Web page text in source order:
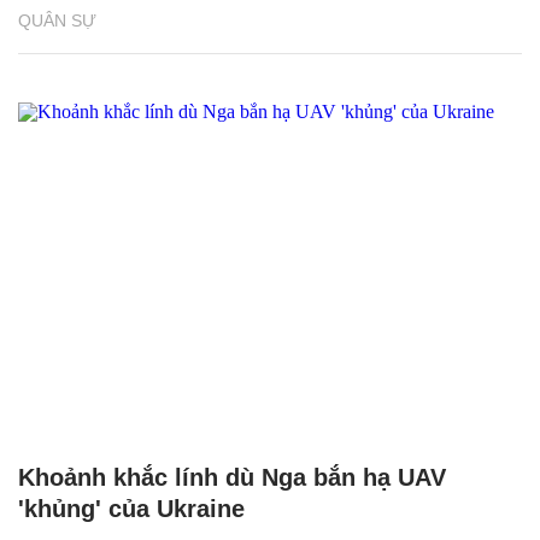
QUÂN SỰ
Khoảnh khắc lính dù Nga bắn hạ UAV
'khủng' của Ukraine